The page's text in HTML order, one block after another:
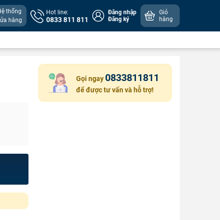
thống
hàng
Hot line:
0833 811 811
Đăng nhập
Đăng ký
Giỏ
hàng
Gọi ngay 0833811811
để được tư vấn và hỗ trợ!